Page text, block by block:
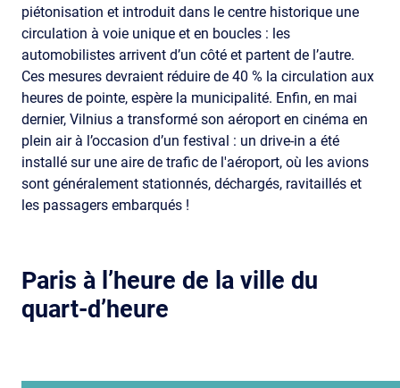
piétonisation et introduit dans le centre historique une
circulation à voie unique et en boucles : les
automobilistes arrivent d’un côté et partent de l’autre.
Ces mesures devraient réduire de 40 % la circulation aux
heures de pointe, espère la municipalité. Enfin, en mai
dernier, Vilnius a transformé son aéroport en cinéma en
plein air à l’occasion d’un festival : un drive-in a été
installé sur une aire de trafic de l'aéroport, où les avions
sont généralement stationnés, déchargés, ravitaillés et
les passagers embarqués !
Paris à l’heure de la ville du
quart-d’heure